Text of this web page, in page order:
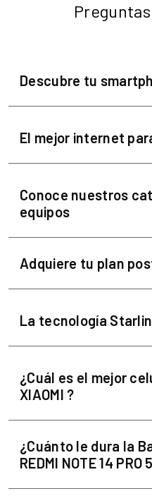
Descubre tu
El mejor internet
Conoce nuestros
equipos
Adquiere tu plan
La tecnología
¿Cuál es el mejor
XIAOMI ?
¿Cuánto le dura la
REDMI NOTE 14 PRO